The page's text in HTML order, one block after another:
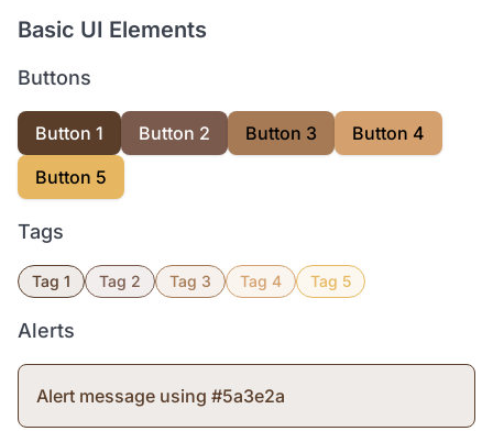
Basic UI Elements
Buttons
Button 1 Button 2 Button 3
Button 4
Button 5
Tags
Tag 1 Tag 2 Tag 3 Tag 4 Tag 5
Alerts
Alert message using #5a3e2a